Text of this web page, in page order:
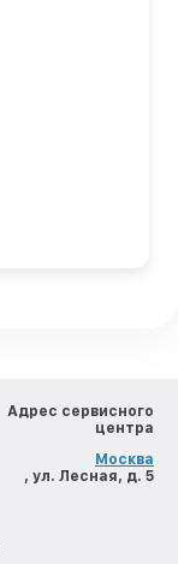
Адрес сервисного
центра
Москва
, ул. Лесная, д. 5